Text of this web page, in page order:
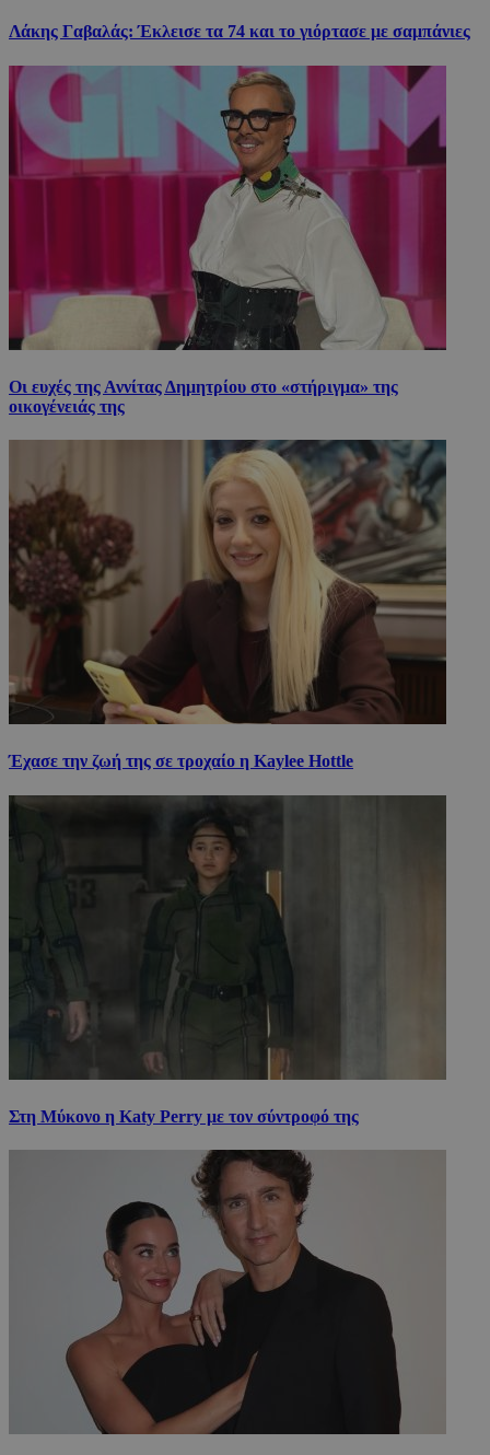
Λάκης Γαβαλάς: Έκλεισε τα 74 και το γιόρτασε με σαμπάνιες
Οι ευχές της Αννίτας Δημητρίου στο «στήριγμα» της
οικογένειάς της
Έχασε την ζωή της σε τροχαίο η Kaylee Hottle
Στη Μύκονο η Katy Perry με τον σύντροφό της